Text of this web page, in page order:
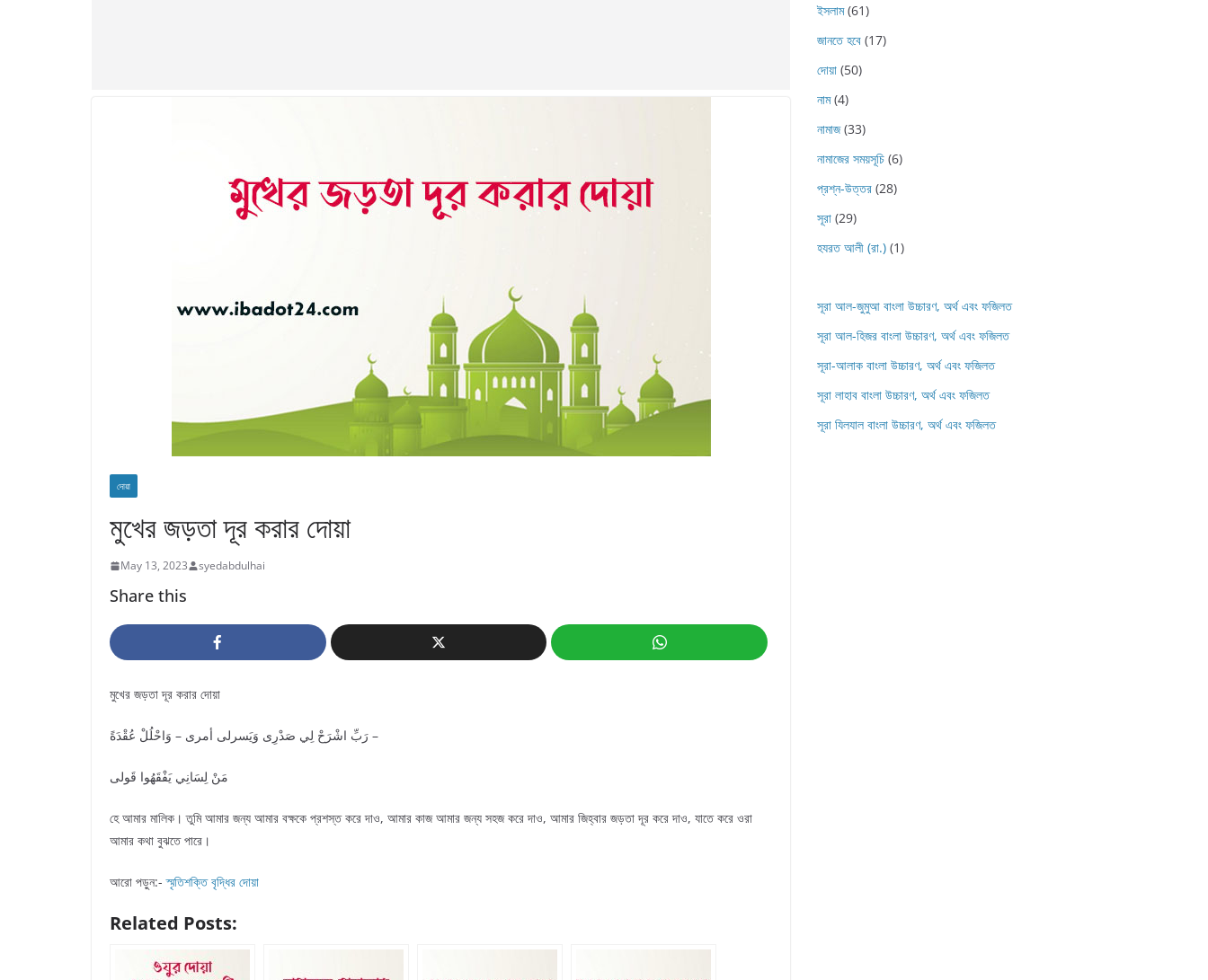
দোয়া
মুখের জড়তা দূর করার দোয়া
May 13, 2023 syedabdulhai
Share this
মুখের জড়তা দূর করার দোয়া
رَبِّ اشْرَحْ لِي صَدْرِى وَيَسرلى أمرى – وَاحْلُلْ عُقْدَةً –
مَنْ لِسَانِي يَفْقَهُوا قَولى
হে আমার মালিক। তুমি আমার জন্য আমার বক্ষকে প্রশস্ত করে দাও, আমার কাজ আমার জন্য সহজ করে দাও, আমার জিহ্বার জড়তা দূর করে দাও, যাতে করে ওরা
আমার কথা বুঝতে পারে।
আরো পড়ুন:-স্মৃতিশক্তি বৃদ্ধির দোয়া
Related Posts:
ইসলাম(61)
জানতে হবে (17)
দোয়া (50)
নাম(4)
নামাজ(33)
নামাজের সময়সূচি (6)
প্রশ্ন-উত্তর (28)
সূরা (29)
হযরত আলী (রা.) (1)
সূরা আল-জুমুআ বাংলা উচ্চারণ, অর্থ এবং ফজিলত
সূরা আল-হিজর বাংলা উচ্চারণ, অর্থ এবং ফজিলত
সূরা-আলাক বাংলা উচ্চারণ, অর্থ এবং ফজিলত
সূরা লাহাব‌‌‌ বাংলা উচ্চারণ, অর্থ এবং ফজিলত
সূরা যিলযাল বাংলা উচ্চারণ, অর্থ এবং ফজিলত